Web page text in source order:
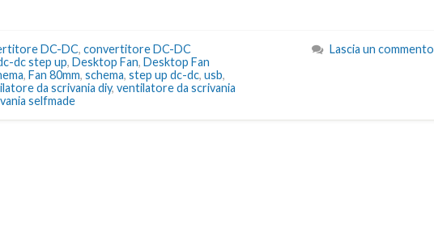
DC-DC, convertitore DC-DC
dc step up, Desktop Fan, Desktop Fan
, Fan 80mm, schema, step up dc-dc, usb,
da scrivania diy, ventilatore da scrivania
selfmade
Lascia un commento